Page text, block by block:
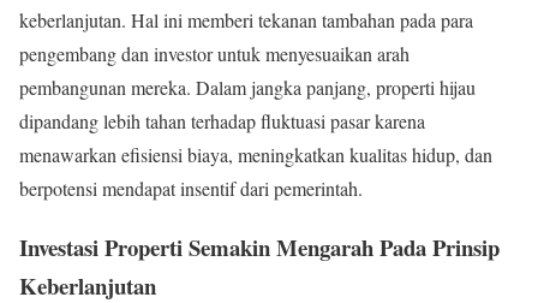
keberlanjutan. Hal ini memberi tekanan tambahan pada para
pengembang dan investor untuk menyesuaikan arah
pembangunan mereka. Dalam jangka panjang, properti hijau
dipandang lebih tahan terhadap fluktuasi pasar karena
menawarkan efisiensi biaya, meningkatkan kualitas hidup, dan
berpotensi mendapat insentif dari pemerintah.
Investasi Properti Semakin Mengarah Pada Prinsip
Keberlanjutan